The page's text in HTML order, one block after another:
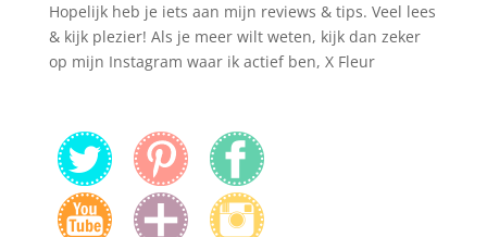
Hopelijk heb je iets aan mijn reviews & tips. Veel lees
& kijk plezier! Als je meer wilt weten, kijk dan zeker
op mijn Instagram waar ik actief ben, X Fleur